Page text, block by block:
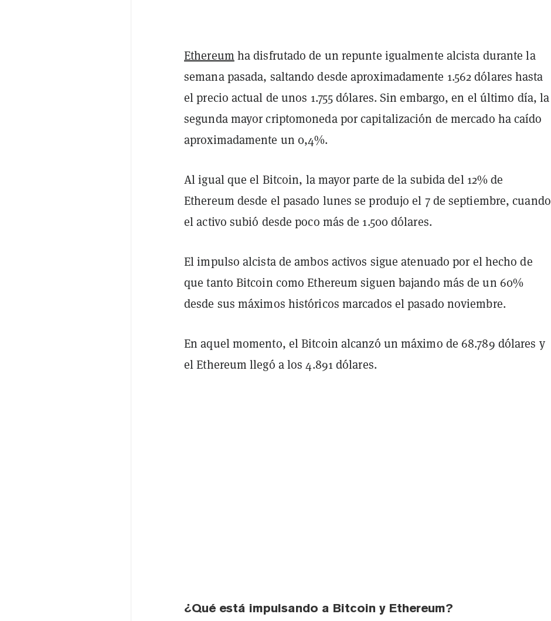
Ethereum ha disfrutado de un repunte igualmente alcista durante la
semana pasada, saltando desde aproximadamente 1.562 dólares hasta
el precio actual de unos 1.755 dólares. Sin embargo, en el último día, la
segunda mayor criptomoneda por capitalización de mercado ha caído
aproximadamente un 0,4%.
Al igual que el Bitcoin, la mayor parte de la subida del 12% de
Ethereum desde el pasado lunes se produjo el 7 de septiembre, cuando
el activo subió desde poco más de 1.500 dólares.
El impulso alcista de ambos activos sigue atenuado por el hecho de
que tanto Bitcoin como Ethereum siguen bajando más de un 60%
desde sus máximos históricos marcados el pasado noviembre.
En aquel momento, el Bitcoin alcanzó un máximo de 68.789 dólares y
el Ethereum llegó a los 4.891 dólares.
¿Qué está impulsando a Bitcoin y Ethereum?